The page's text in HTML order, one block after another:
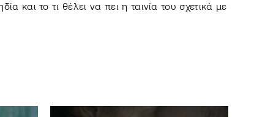
και το τι θέλει να πει η ταινία του σχετικά με